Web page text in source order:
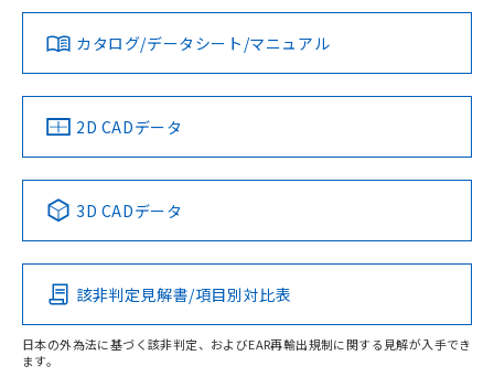
ダウンロードデータをご利用いただく前に、以下を必ずお読
みください。
ソフトウェアの使用条件
対応済み
中国 RoHS 注意事項・凡例
Pb Hg Cd Cr(VI)
O
LR型式承認
（イギリス
船舶規格）
DNV型式承認
（ノルウェー
BV型式承認
（フランス
KR型式
（韓国
Yes No No No
この製品の規格認証/適合状況ページへ
その他の認証はこちらのページからご検索ください
カタログ/データシート/マニュアル
2D CADデータ
3D CADデータ
該非判定見解書/項目別対比表
日本の外為法に基づく該非判定、およびEAR再輸出規制に関する見解が入手でき
ます。